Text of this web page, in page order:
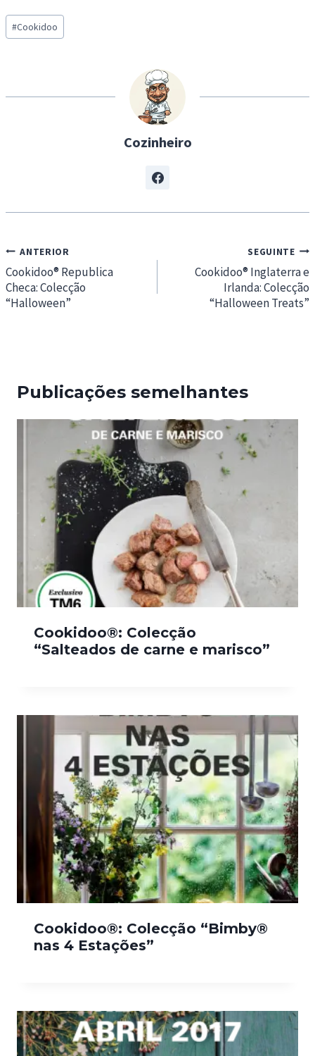
d
i
…
Post
Tags:
#Cookidoo
Cozinheiro
Navegação
de
artigos
ANTERIOR
Cookidoo® Republica
Checa: Colecção
“Halloween”
SEGUINTE
Cookidoo® Inglaterra e
Irlanda: Colecção
“Halloween Treats”
Publicações semelhantes
Cookidoo®: Colecção
“Salteados de carne e marisco”
Cookidoo®: Colecção “Bimby®
nas 4 Estações”